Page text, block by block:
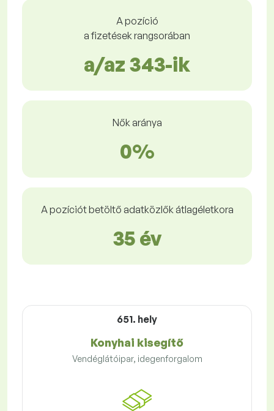
A pozíció
a fizetések rangsorában
a/az 343-ik
Nők aránya
0%
A pozíciót betöltő adatközlők átlagéletkora
35 év
651. hely
Konyhai kisegítő
Vendéglátóipar, idegenforgalom